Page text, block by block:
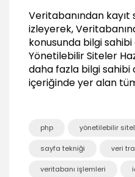
03:37
Proje dosya yapısını
03:17
Sayfa şablonunu
01:05
04:38
Veritabanındaki
Veritabanından
izleyerek,
konusunda bilgi sahibi
Yönetilebilir Siteler
daha fazla bilgi sahibi
içeriğinde yer alan
php yönetilebilir
sayfa tekniği veri
veritabanı işlemleri